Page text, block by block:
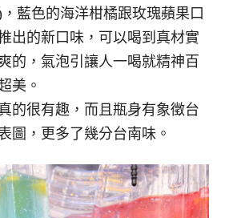
藍色的海洋柑橘跟玫瑰蘋果口
出的新口味，可以喝到真材實
的，氣泡引讓人一喝就精神百
美。
的很有趣，而且瓶身有象徵台
圖，更多了幾分台南味。